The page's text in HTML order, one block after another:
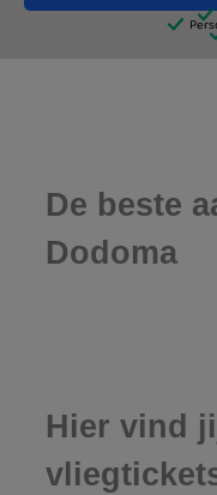
De beste
Dodoma
Hier vind